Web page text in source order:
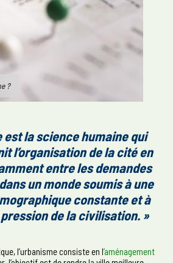
?
est la science humaine qui
l’organisation de la cité en
entre les demandes
un monde soumis à une
constante et à
de la civilisation. »
l’urbanisme consiste en l’aménagement